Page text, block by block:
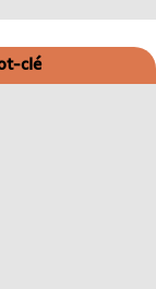
clé